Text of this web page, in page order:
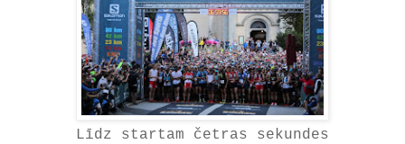
Līdz startam četras sekundes